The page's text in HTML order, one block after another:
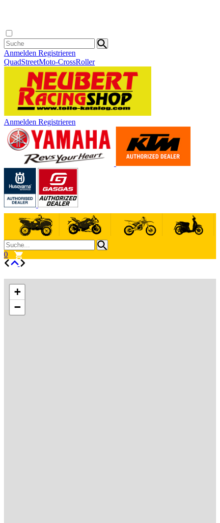
Anmelden Registrieren
QuadStreetMoto-CrossRoller
Anmelden Registrieren
0
+
−